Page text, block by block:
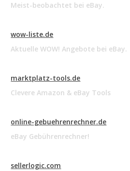
Meist-beobachtet bei eBay.
wow-liste.de
Aktuelle WOW! Angebote bei eBay.
marktplatz-tools.de
Clevere Amazon & eBay Tools
online-gebuehrenrechner.de
eBay Gebührenrechner!
sellerlogic.com